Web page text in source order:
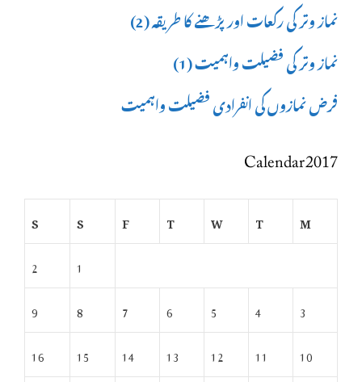
نماز وتر کی رکعات اور پڑھنے کا طریقہ (2)
نماز وتر کی فضیلت واہمیت (1)
فرض نمازوں کی انفرادی فضیلت واہمیت
Calendar 2017
M
T
W
T
F
S
S
1
2
3
4
5
6
7
8
9
10
11
12
13
14
15
16